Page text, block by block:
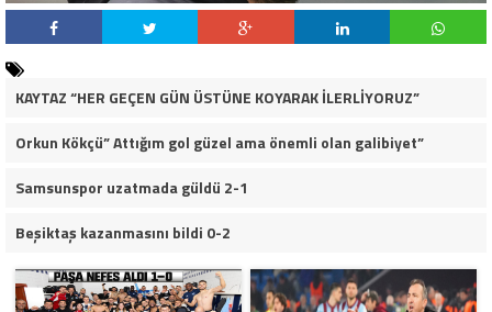
KAYTAZ “HER GEÇEN GÜN ÜSTÜNE KOYARAK İLERLİYORUZ”
Orkun Kökçü” Attığım gol güzel ama önemli olan galibiyet”
Samsunspor uzatmada güldü 2-1
Beşiktaş kazanmasını bildi 0-2